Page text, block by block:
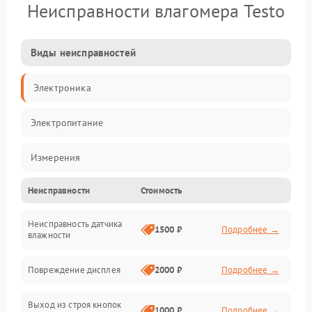
Неисправности влагомера Testo
Виды неисправностей
Электроника
Электропитание
Измерения
Механические повреждения
Интерфейсы
Неисправности Стоимость
Неисправность датчика
влажности
1500 ₽ Подробнее →
Повреждение дисплея 2000 ₽ Подробнее →
Выход из строя кнопок